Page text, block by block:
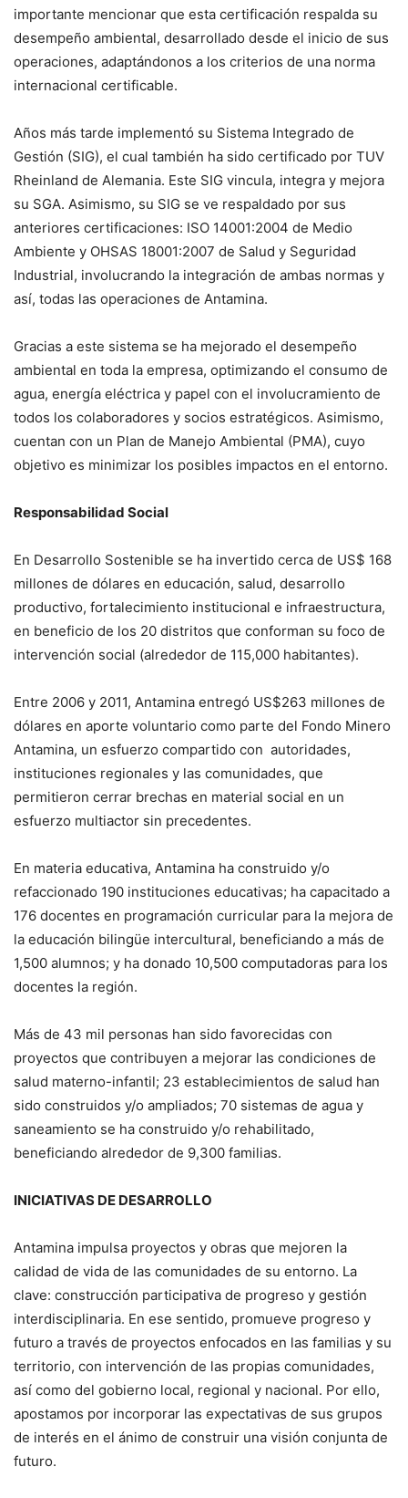
importante mencionar que esta certificación respalda su
desempeño ambiental, desarrollado desde el inicio de sus
operaciones, adaptándonos a los criterios de una norma
internacional certificable.
Años más tarde implementó su Sistema Integrado de
Gestión (SIG), el cual también ha sido certificado por TUV
Rheinland de Alemania. Este SIG vincula, integra y mejora
su SGA. Asimismo, su SIG se ve respaldado por sus
anteriores certificaciones: ISO 14001:2004 de Medio
Ambiente y OHSAS 18001:2007 de Salud y Seguridad
Industrial, involucrando la integración de ambas normas y
así, todas las operaciones de Antamina.
Gracias a este sistema se ha mejorado el desempeño
ambiental en toda la empresa, optimizando el consumo de
agua, energía eléctrica y papel con el involucramiento de
todos los colaboradores y socios estratégicos. Asimismo,
cuentan con un Plan de Manejo Ambiental (PMA), cuyo
objetivo es minimizar los posibles impactos en el entorno.
Responsabilidad Social
En Desarrollo Sostenible se ha invertido cerca de US$ 168
millones de dólares en educación, salud, desarrollo
productivo, fortalecimiento institucional e infraestructura,
en beneficio de los 20 distritos que conforman su foco de
intervención social (alrededor de 115,000 habitantes).
Entre 2006 y 2011, Antamina entregó US$263 millones de
dólares en aporte voluntario como parte del Fondo Minero
Antamina, un esfuerzo compartido con autoridades,
instituciones regionales y las comunidades, que
permitieron cerrar brechas en material social en un
esfuerzo multiactor sin precedentes.
En materia educativa, Antamina ha construido y/o
refaccionado 190 instituciones educativas; ha capacitado a
176 docentes en programación curricular para la mejora de
la educación bilingüe intercultural, beneficiando a más de
1,500 alumnos; y ha donado 10,500 computadoras para los
docentes la región.
Más de 43 mil personas han sido favorecidas con
proyectos que contribuyen a mejorar las condiciones de
salud materno-infantil; 23 establecimientos de salud han
sido construidos y/o ampliados; 70 sistemas de agua y
saneamiento se ha construido y/o rehabilitado,
beneficiando alrededor de 9,300 familias.
INICIATIVAS DE DESARROLLO
Antamina impulsa proyectos y obras que mejoren la
calidad de vida de las comunidades de su entorno. La
clave: construcción participativa de progreso y gestión
interdisciplinaria. En ese sentido, promueve progreso y
futuro a través de proyectos enfocados en las familias y su
territorio, con intervención de las propias comunidades,
así como del gobierno local, regional y nacional. Por ello,
apostamos por incorporar las expectativas de sus grupos
de interés en el ánimo de construir una visión conjunta de
futuro.